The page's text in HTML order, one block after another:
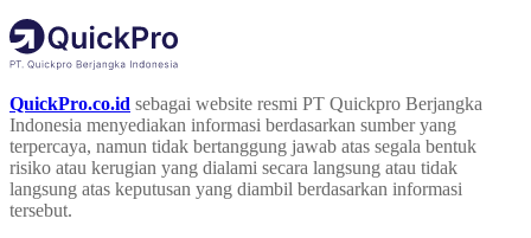
QuickPro.co.id sebagai website resmi PT Quickpro Berjangka
Indonesia menyediakan informasi berdasarkan sumber yang
terpercaya, namun tidak bertanggung jawab atas segala bentuk
risiko atau kerugian yang dialami secara langsung atau tidak
langsung atas keputusan yang diambil berdasarkan informasi
tersebut.